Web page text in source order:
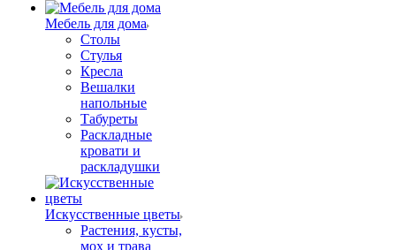
Мебель для дома
Столы
Стулья
Кресла
Вешалки
напольные
Табуреты
Раскладные
кровати и
раскладушки
Искусственные цветы
Растения, кусты,
мох и трава